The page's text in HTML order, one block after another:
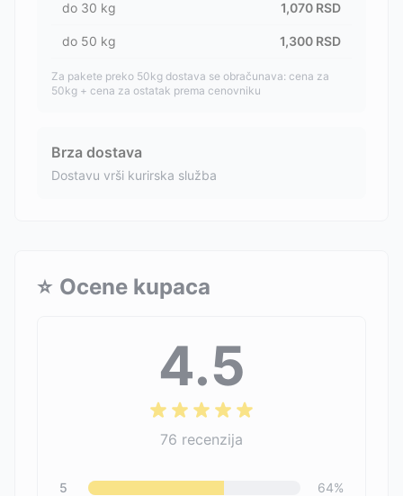
do 30 kg 1,070 RSD
do 50 kg 1,300 RSD
Za pakete preko 50kg dostava se obračunava: cena za
50kg + cena za ostatak prema cenovniku
Brza dostava
Dostavu vrši kurirska služba
⭐ Ocene kupaca
4.5
76 recenzija
5 64%